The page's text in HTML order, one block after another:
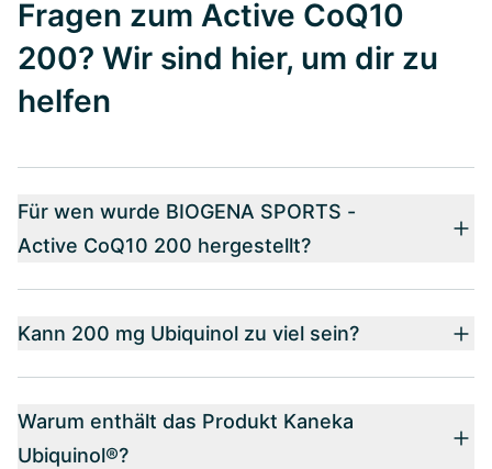
Fragen zum Active CoQ10
200? Wir sind hier, um dir zu
helfen
Für wen wurde BIOGENA SPORTS -
Active CoQ10 200 hergestellt?
Kann 200 mg Ubiquinol zu viel sein?
Warum enthält das Produkt Kaneka
Ubiquinol®?